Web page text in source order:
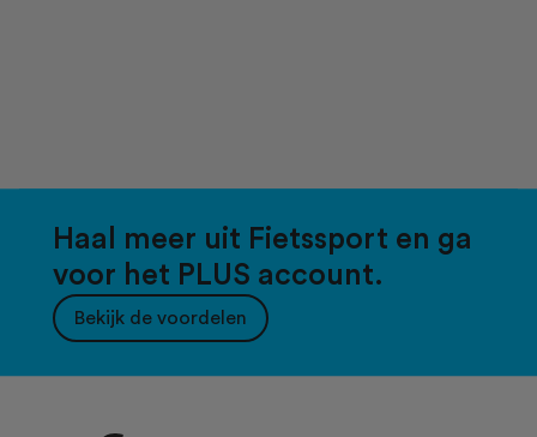
Haal meer uit Fietssport en ga
voor het PLUS account.
Bekijk de voordelen